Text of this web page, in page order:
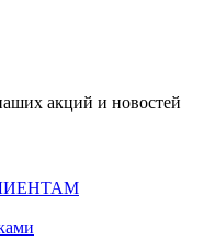
акций и новостей